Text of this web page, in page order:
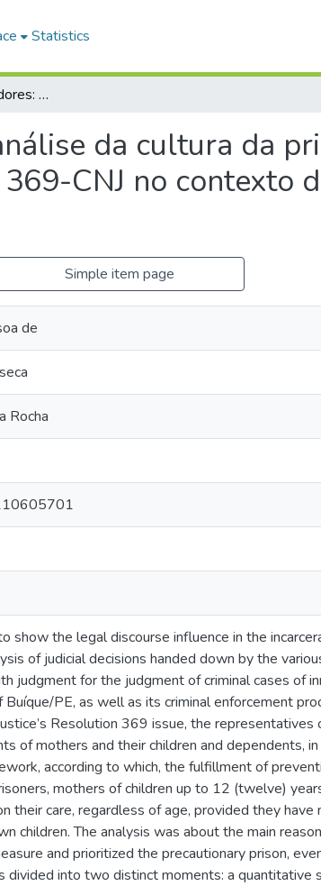
Statistics
Discursos encarceradores: análise da cultura da prisão em descompasso com as regras da resolução 369-CNJ no contexto das reclusas de Buíque-PE.
da cultura da
CNJ no contexto
Simple item page
de
Rocha
show the legal discourse influence in the
of judicial decisions handed down by the
judgment for the judgment of criminal cases of
PE, as well as its criminal enforcement
Resolution 369 issue, the representatives
of mothers and their children and dependents,
according to which, the fulfillment of
mothers of children up to 12 (twelve)
their care, regardless of age, provided they
children. The analysis was about the main
and prioritized the precautionary prison,
divided into two distinct moments: a quantitative